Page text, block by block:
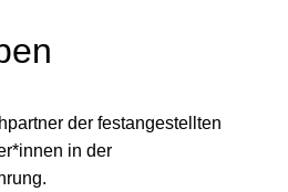
der festangestellten
in der